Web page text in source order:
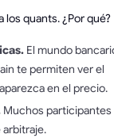
quants. ¿Por qué?
El mundo
te permiten ver el
en el precio.
Muchos participantes